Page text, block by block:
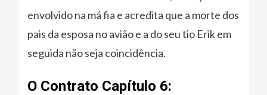
envolvido na má fia e acredita que a morte dos
pais da esposa no avião e a do seu tio Erik em
seguida não seja coincidência.
O Contrato Capítulo 6: